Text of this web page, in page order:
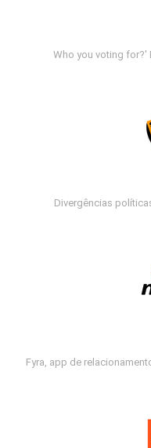
Who you voting for?'
Divergências
Fyra, app de